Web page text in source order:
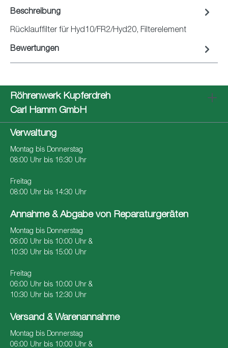
Beschreibung
Rücklauffilter für Hyd10/FR2/Hyd20, Filterelement
Bewertungen
Röhrenwerk Kupferdreh
Carl Hamm GmbH
Verwaltung
Montag bis Donnerstag
08:00 Uhr bis 16:30 Uhr
Freitag
08:00 Uhr bis 14:30 Uhr
Annahme & Abgabe von Reparaturgeräten
Montag bis Donnerstag
06:00 Uhr bis 10:00 Uhr &
10:30 Uhr bis 15:00 Uhr
Freitag
06:00 Uhr bis 10:00 Uhr &
10:30 Uhr bis 12:30 Uhr
Versand & Warenannahme
Montag bis Donnerstag
06:00 Uhr bis 10:00 Uhr &